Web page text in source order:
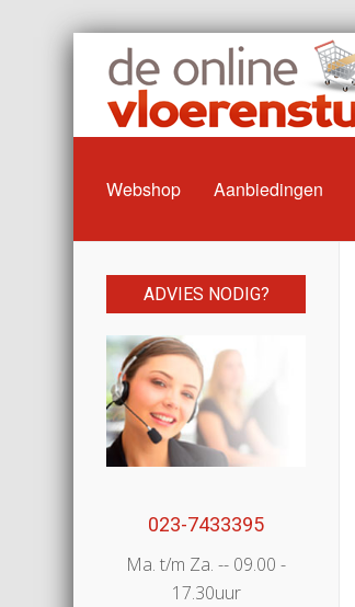
Webshop Aanbiedingen
ADVIES NODIG?
023-7433395
Ma. t/m Za. -- 09.00 -
17.30uur